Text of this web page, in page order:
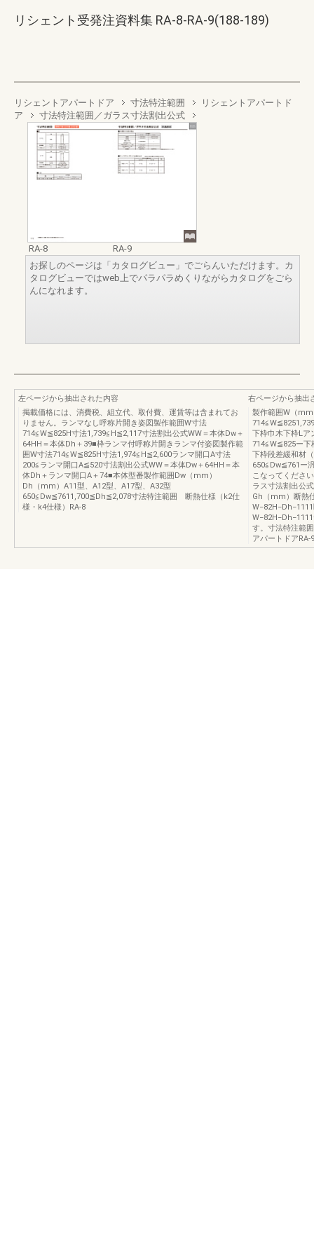
リシェント受発注資料集 RA-8-RA-9(188-189)
リシェントアパートドア 寸法特注範囲
リシェントアパートド
ア
寸法特注範囲／ガラス寸法割出公式
RA-8
RA-9
お探しのページは「カタログビュー」でごらんいただけます。カ
タログビューではweb上でパラパラめくりながらカタログをごら
んになれます。
左ページから抽出された内容
掲載価格には、消費税、組立代、取付費、運賃等は含まれてお
りません。ランマなし呼称片開き姿図製作範囲W寸法
714≦W≦825H寸法1,739≦H≦2,117寸法割出公式WW＝本体Dw＋
64HH＝本体Dh＋39■枠ランマ付呼称片開きランマ付姿図製作範
囲W寸法714≦W≦825H寸法1,974≦H≦2,600ランマ開口A寸法
200≦ランマ開口A≦520寸法割出公式WW＝本体Dw＋64HH＝本
体Dh＋ランマ開口A＋74■本体型番製作範囲Dw（mm）
Dh（mm）A11型、A12型、A17型、A32型
650≦Dw≦7611,700≦Dh≦2,078寸法特注範囲 断熱仕様（k2仕
様・k4仕様）RA-8
右ページから抽出
製作範囲W（
下枠巾木下枠Lア
714≦W≦825ー下
下枠段差緩和材
650≦Dw≦761ー
こなってくださ
ラス寸法割出公
Gh（mm）断熱
す。寸法特注範
アパートドアRA-9